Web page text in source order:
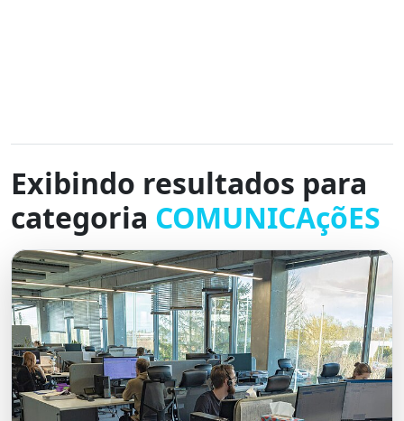
Exibindo resultados para
categoria COMUNICAçõES